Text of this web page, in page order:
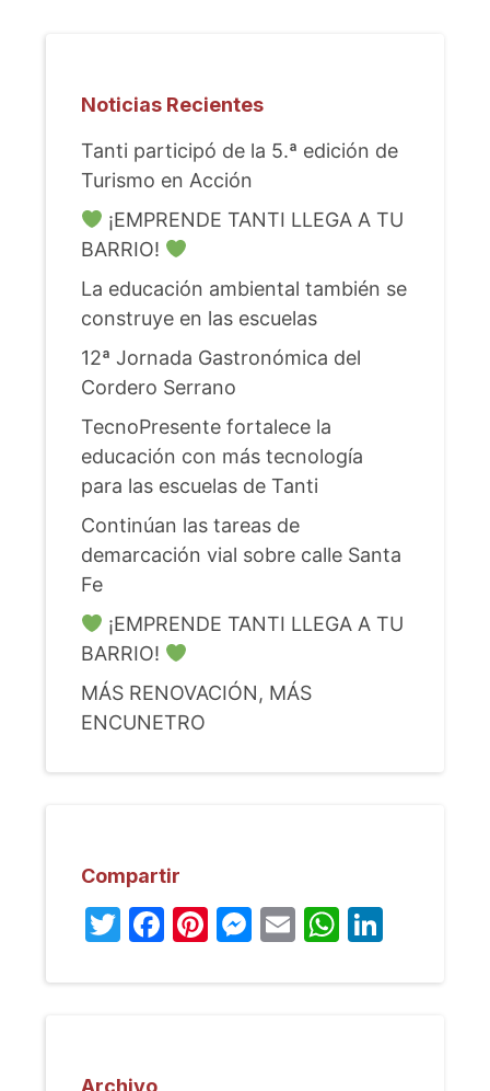
Noticias Recientes
Tanti participó de la 5.ª edición de
Turismo en Acción
¡EMPRENDE TANTI LLEGA A TU
BARRIO!
La educación ambiental también se
construye en las escuelas
12ª Jornada Gastronómica del
Cordero Serrano
TecnoPresente fortalece la
educación con más tecnología
para las escuelas de Tanti
Continúan las tareas de
demarcación vial sobre calle Santa
Fe
¡EMPRENDE TANTI LLEGA A TU
BARRIO!
MÁS RENOVACIÓN, MÁS
ENCUNETRO
Compartir
Twitter
Facebook
Pinterest
Messenger
Email
Archivo